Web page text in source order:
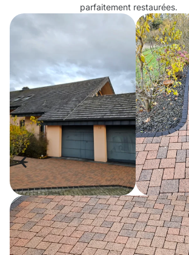
parfaitement restaurées.